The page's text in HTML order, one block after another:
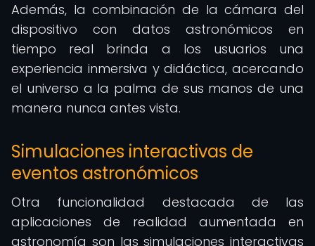
Además, la combinación de la cámara del
dispositivo con datos astronómicos en
tiempo real brinda a los usuarios una
experiencia inmersiva y didáctica, acercando
el universo a la palma de sus manos de una
manera nunca antes vista.
Simulaciones interactivas de
eventos astronómicos
Otra funcionalidad destacada de las
aplicaciones de realidad aumentada en
astronomía son las simulaciones interactivas